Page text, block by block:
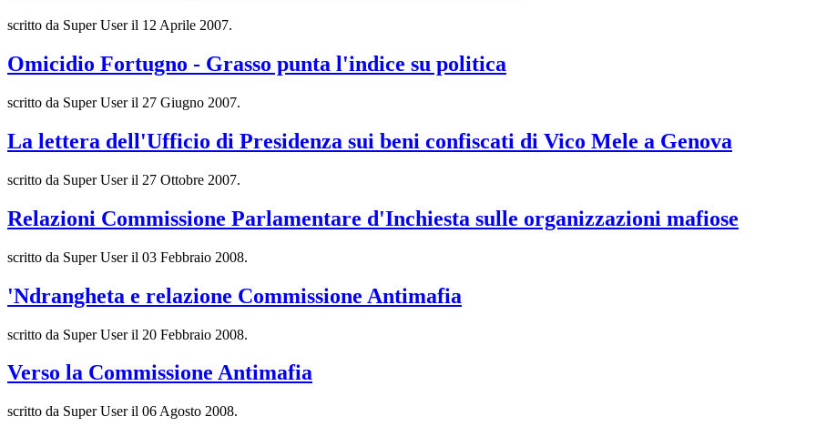
scritto da Super User il 12 Aprile 2007.
Omicidio Fortugno - Grasso punta l'indice su politica
scritto da Super User il 27 Giugno 2007.
La lettera dell'Ufficio di Presidenza sui beni confiscati di Vico Mele a Genova
scritto da Super User il 27 Ottobre 2007.
Relazioni Commissione Parlamentare d'Inchiesta sulle organizzazioni mafiose
scritto da Super User il 03 Febbraio 2008.
'Ndrangheta e relazione Commissione Antimafia
scritto da Super User il 20 Febbraio 2008.
Verso la Commissione Antimafia
scritto da Super User il 06 Agosto 2008.